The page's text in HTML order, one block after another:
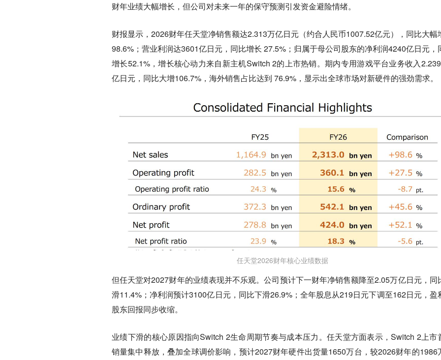
财年业绩大幅增长，但公司对未来一年的保守预测引发资金避险情绪。
财报显示，2026财年任天堂净销售额达2.313万亿日元（约合人民币1007.52亿元），同比大幅
98.6%；营业利润达3601亿日元，同比增长 27.5%；归属于母公司股东的净利润4240亿日元，
增长52.1%，增长核心动力来自新主机Switch 2的上市热销。期内专用游戏平台业务收入
亿日元，同比大增106.7%，海外销售占比达到 76.9%，显示出全球市场对新硬件的强劲需求。
任天堂2026财年核心业绩数据
但任天堂对2027财年的业绩表现并不乐观。公司预计下一财年净销售额降至2.05万亿日元，同
滑11.4%；净利润预计3100亿日元，同比下滑26.9%；全年股息从219日元下调至162日元，盈
股东回报同步收缩。
业绩下滑的核心原因指向Switch 2生命周期节奏与成本压力。任天堂方面表示，Switch 2上市
销量集中释放，叠加全球调价影响，预计2027财年硬件出货量1650万台，较2026财年的1986